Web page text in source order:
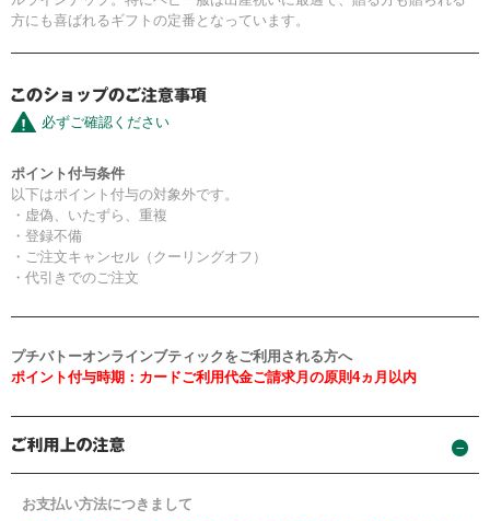
方にも喜ばれるギフトの定番となっています。
必ずご確認ください
ポイント付与条件
以下はポイント付与の対象外です。
・虚偽、いたずら、重複
・登録不備
・ご注文キャンセル（クーリングオフ）
・代引きでのご注文
プチバトーオンラインブティックをご利用される方へ
ポイント付与時期：カードご利用代金ご請求月の原則4ヵ月以内
お支払い方法につきまして